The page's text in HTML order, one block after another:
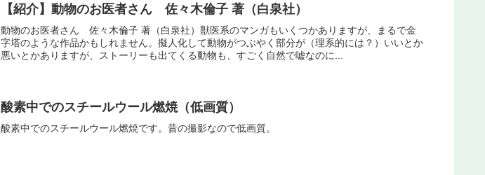
【紹介】動物のお医者さん 佐々木倫子 著（白泉社）
動物のお医者さん 佐々木倫子 著（白泉社）獣医系のマンガもいくつかありますが、まるで金
字塔のような作品かもしれません。擬人化して動物がつぶやく部分が（理系的には？）いいとか
悪いとかありますが、ストーリーも出てくる動物も、すごく自然で嘘なのに...
酸素中でのスチールウール燃焼（低画質）
酸素中でのスチールウール燃焼です。昔の撮影なので低画質。